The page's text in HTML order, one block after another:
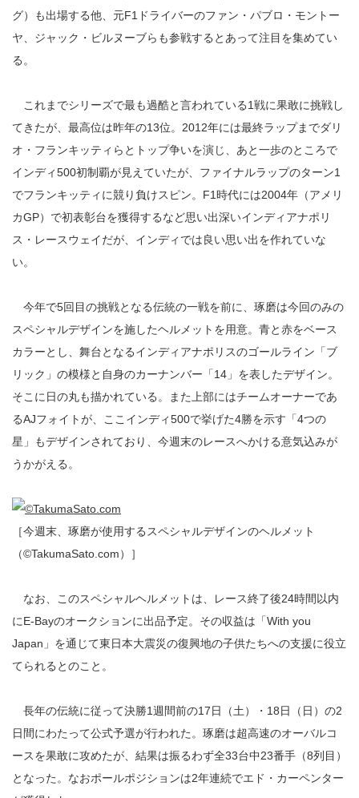
グ）も出場する他、元F1ドライバーのファン・パブロ・モントー
ヤ、ジャック・ビルヌーブらも参戦するとあって注目を集めてい
る。
これまでシリーズで最も過酷と言われている1戦に果敢に挑戦し
てきたが、最高位は昨年の13位。2012年には最終ラップまでダリ
オ・フランキッティらとトップ争いを演じ、あと一歩のところで
インディ500初制覇が見えていたが、ファイナルラップのターン1
でフランキッティに競り負けスピン。F1時代には2004年（アメリ
カGP）で初表彰台を獲得するなど思い出深いインディアナポリ
ス・レースウェイだが、インディでは良い思い出を作れていな
い。
今年で5回目の挑戦となる伝統の一戦を前に、琢磨は今回のみの
スペシャルデザインを施したヘルメットを用意。青と赤をベース
カラーとし、舞台となるインディアナポリスのゴールライン「ブ
リック」の模様と自身のカーナンバー「14」を表したデザイン。
そこに日の丸も描かれている。また上部にはチームオーナーであ
るAJフォイトが、ここインディ500で挙げた4勝を示す「4つの
星」もデザインされており、今週末のレースへかける意気込みが
うかがえる。
［今週末、琢磨が使用するスペシャルデザインのヘルメット
（©TakumaSato.com）］
なお、このスペシャルヘルメットは、レース終了後24時間以内
にE-Bayのオークションに出品予定。その収益は「With you
Japan」を通じて東日本大震災の復興地の子供たちへの支援に役立
てられるとのこと。
長年の伝統に従って決勝1週間前の17日（土）・18日（日）の2
日間にわたって公式予選が行われた。琢磨は超高速のオーバルコ
ースを果敢に攻めたが、結果は振るわず全33台中23番手（8列目）
となった。なおポールポジションは2年連続でエド・カーペンター